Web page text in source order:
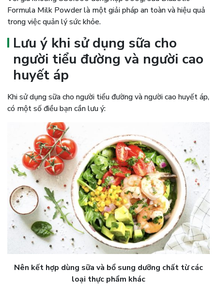
Formula Milk Powder là một giải pháp an toàn và hiệu quả
trong việc quản lý sức khỏe.
Lưu ý khi sử dụng sữa cho
người tiểu đường và người cao
huyết áp
Khi sử dụng sữa cho người tiểu đường và người cao huyết áp,
có một số điều bạn cần lưu ý:
Nên kết hợp dùng sữa và bổ sung dưỡng chất từ các
loại thực phẩm khác